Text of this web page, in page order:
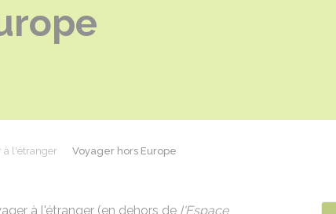
à l'étranger Voyager hors Europe
à l'étranger (en dehors de l'Espace